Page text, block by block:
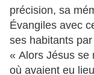
précision, sa
Évangiles avec
ses habitants
« Alors Jésus se
où avaient eu